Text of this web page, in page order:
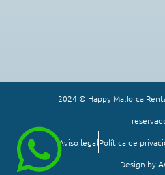
2024 © Happy Mallorca
Aviso legalPolítica de
Design by